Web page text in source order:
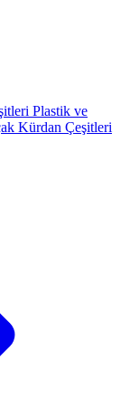
Plastik ve
Kürdan Çeşitleri